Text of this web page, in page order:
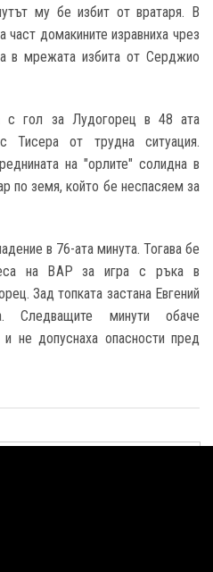
му бе избит от вратаря. В
част домакините изравниха чрез
в мрежата избита от Серджио
с гол за Лудогорец в 48 ата
Тисера от трудна ситуация.
на "орлите" солидна в
по земя, който бе неспасяем за
в 76-ата минута. Тогава бе
на ВАР за игра с ръка в
Зад топката застана Евгений
Следващите минути обаче
не допуснаха опасности пред